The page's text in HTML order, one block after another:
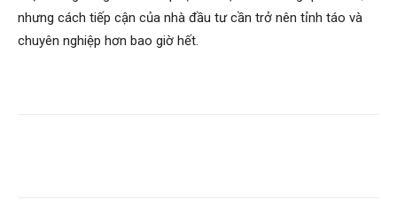
nhưng cách tiếp cận của nhà đầu tư cần trở nên tỉnh táo và
chuyên nghiệp hơn bao giờ hết.